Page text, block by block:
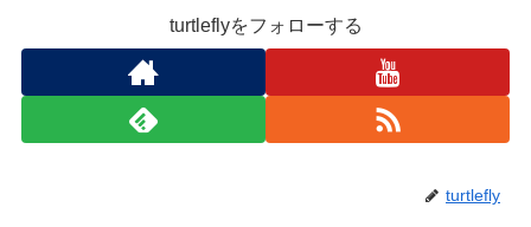
turtleflyをフォローする
turtlefly